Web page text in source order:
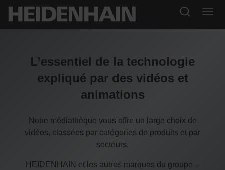
L’essentiel de la technologie
expliqué par des vidéos et
animations
Notre médiathèque vous offre un large choix de
vidéos, classées par catégories de produits et par
secteurs.
HEIDENHAIN et les autres marques du groupe –